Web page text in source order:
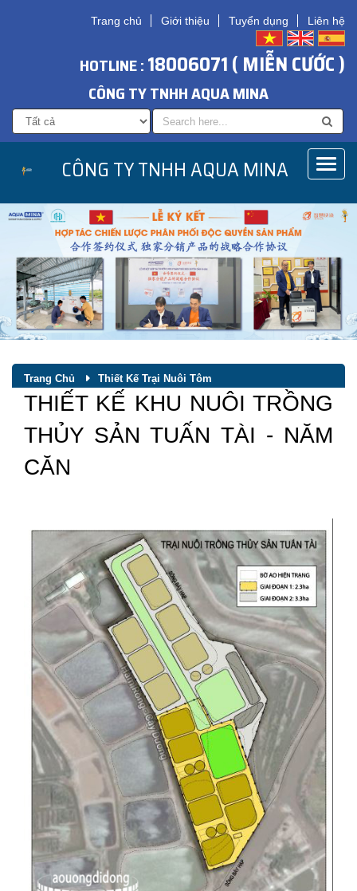
Trang chủ Giới thiệu Tuyển dụng Liên hệ
HOTLINE :18006071 ( MIỄN CƯỚC )
CÔNG TY TNHH AQUA MINA
CÔNG TY TNHH AQUA MINA
Trang Chủ Thiết Kế Trại Nuôi Tôm
THIẾT KẾ KHU NUÔI TRỒNG
THỦY SẢN TUẤN TÀI - NĂM
CĂN